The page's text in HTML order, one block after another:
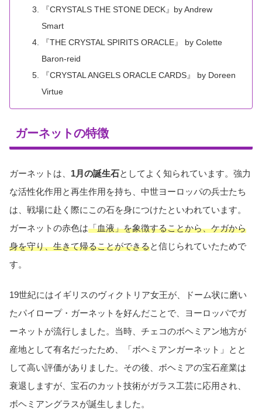
『CRYSTALS THE STONE DECK』by Andrew
Smart
『THE CRYSTAL SPIRITS ORACLE』 by Colette
Baron-reid
『CRYSTAL ANGELS ORACLE CARDS』 by Doreen
Virtue
ガーネットの特徴
ガーネットは、 1月の誕生石としてよく知られています。強力
な活性化作用と再生作用を持ち、中世ヨーロッパの兵士たち
は、戦場に赴く際にこの石を身につけたといわれています。
ガーネットの赤色は「血液」を象徴することから、ケガから
身を守り、生きて帰ることができると信じられていたためで
す。
19世紀にはイギリスのヴィクトリア女王が、ドーム状に磨い
たパイロープ・ガーネットを好んだことで、ヨーロッパでガ
ーネットが流行しました。当時、チェコのボヘミアン地方が
産地として有名だったため、「ボヘミアンガーネット」とと
して高い評価がありました。その後、ボヘミアの宝石産業は
衰退しますが、宝石のカット技術がガラス工芸に応用され、
ボヘミアングラスが誕生しました。